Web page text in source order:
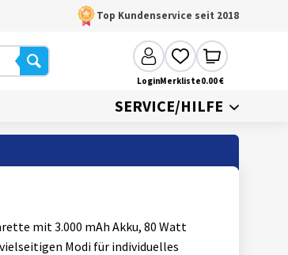
Top Kundenservice seit 2018
LoginMerkliste0.00 €
SERVICE/HILFE
mit 3.000 mAh Akku, 80 Watt
Modi für individuelles